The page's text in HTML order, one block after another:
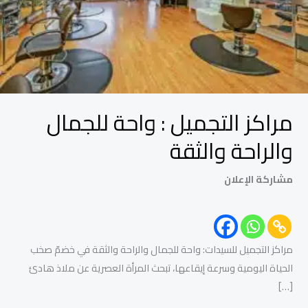
مراكز التجميل : واحة للجمال
والراحة والثقة
مشاركة الإعلان
مراكز التجميل للسيدات: واحة للجمال والراحة والثقة في خضمّ صخب
الحياة اليومية وسرعة إيقاعها، تبحث المرأة العصرية عن ملاذ هادئ
والثقة